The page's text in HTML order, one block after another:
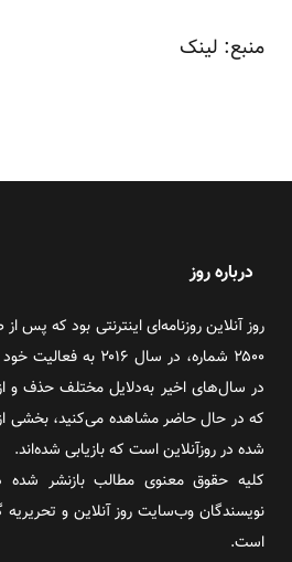
منبع: لینک
درباره روز
۲۵۰۰ شماره، در سال
در سال‌های اخیر به‌دلایل مختلف حذف
که در حال حاضر مشاهده می‌کنید، بخشی
شده در روزآنلاین است که بازیابی شده‌اند.
کلیه حقوق معنوی مطالب بازنشر شده
نویسندگان وب‌سایت روز آنلاین و تحریریه
است.